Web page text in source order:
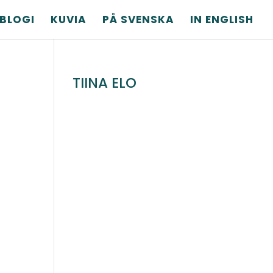
BLOGI KUVIA PÅ SVENSKA IN ENGLISH
TIINA ELO